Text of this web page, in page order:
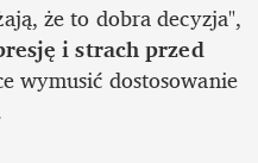
że to dobra decyzja",
i strach przed
wymusić dostosowanie